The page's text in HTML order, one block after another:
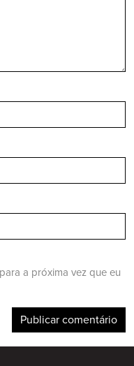
a próxima vez que eu